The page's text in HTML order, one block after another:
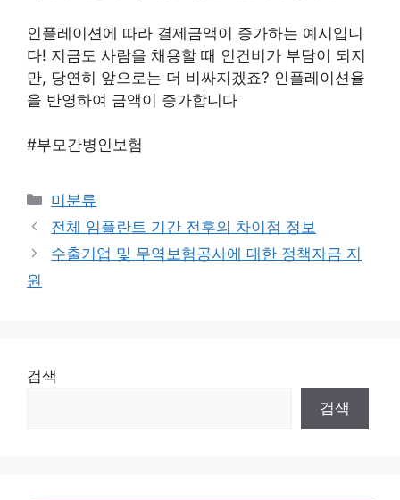
인플레이션에 따라 결제금액이 증가하는 예시입니
다! 지금도 사람을 채용할 때 인건비가 부담이 되지
만, 당연히 앞으로는 더 비싸지겠죠? 인플레이션율
을 반영하여 금액이 증가합니다
#부모간병인보험
Categories
미분류
전체 임플란트 기간 전후의 차이점 정보
수출기업 및 무역보험공사에 대한 정책자금 지
원
검색
검색